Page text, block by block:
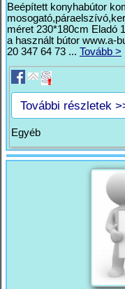
Beépített konyhabútor
méret 230*180cm Eladó
a használt bútor www.a-
20 347 64 73 ... Tovább >
További részletek
Egyéb